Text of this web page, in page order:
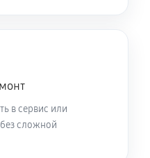
в сервис или
сложной